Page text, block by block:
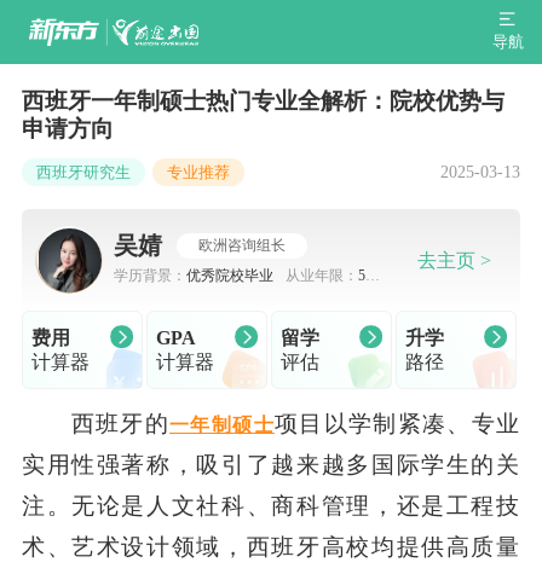
导航
西班牙一年制硕士热门专业全解析：院校优势与
申请方向
西班牙研究生 专业推荐 2025-03-13
吴婧
欧洲咨询组长
学历背景： 优秀院校毕业 从业年限： 5-7
去主页 >
费用
计算器
GPA
计算器
留学
评估
升学
路径
西班牙的一年制硕士项目以学制紧凑、专业
实用性强著称，吸引了越来越多国际学生的关
注。无论是人文社科、商科管理，还是工程技
术、艺术设计领域，西班牙高校均提供高质量